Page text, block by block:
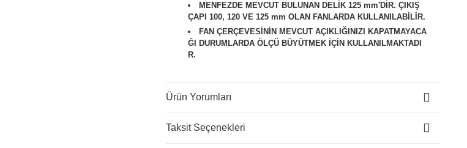
M ENFEZDE MEVCUT BULUNAN DELİK 125 mm'DİR. ÇIKIŞ
ÇAPI 100, 120 VE 125 mm OLAN FANLARDA KULLANILABİLİR.
FAN ÇERÇEVESİNİN MEVCUT AÇIKLIĞINIZI KAPATMAYACA
ĞI DURUMLARDA ÖLÇÜ BÜYÜTMEK İÇİN KULLANILMAKTADI
R.
Ürün Yorumları
Taksit Seçenekleri